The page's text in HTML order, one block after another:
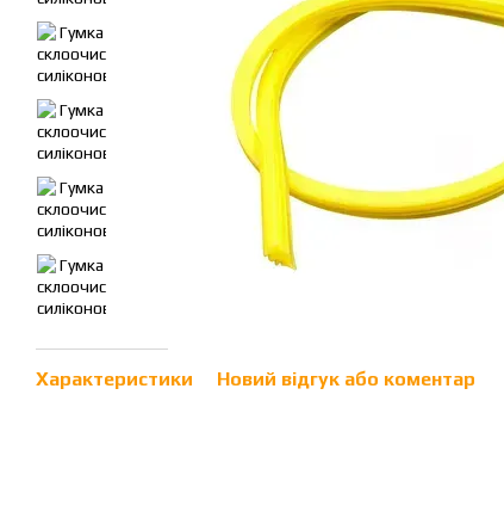
Характеристики Новий відгук або коментар